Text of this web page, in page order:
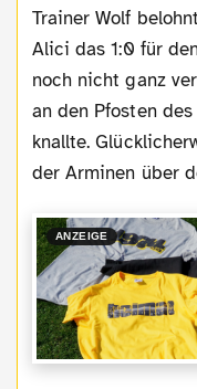
Trainer Wolf
Alici das 1:0 für
noch nicht ganz
an den Pfosten
knallte.
der Arminen über
ANZEIGE